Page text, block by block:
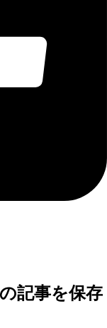
記事を保存